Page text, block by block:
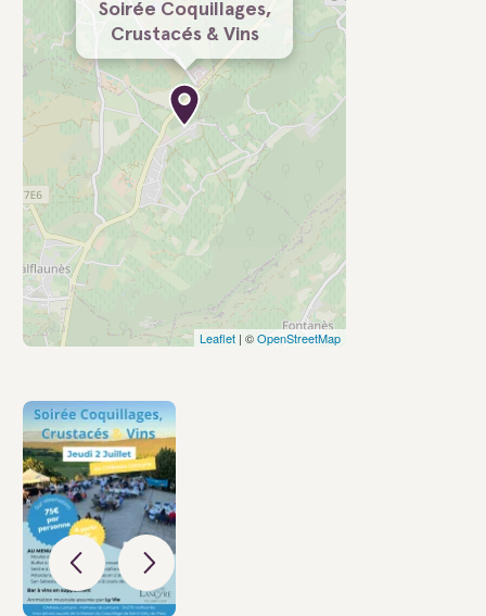
Soirée Coquillages,
Crustacés & Vins
Leaflet | ©OpenStreetMap